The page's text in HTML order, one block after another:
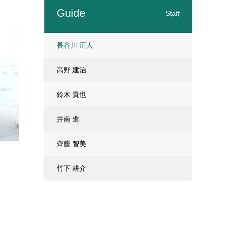
Guide Staff
長谷川 正人
高野 建治
鈴木 貴也
井南 進
齊藤 智美
竹下 耕介